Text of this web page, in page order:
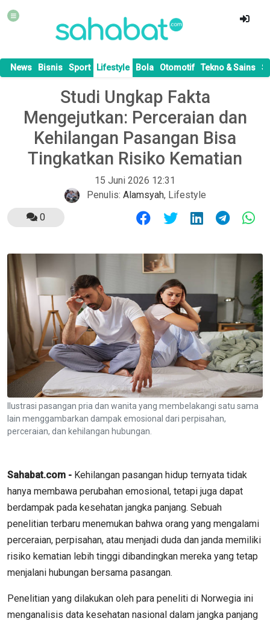
News Bisnis Sport Lifestyle Bola Otomotif Tekno & Sains
Studi Ungkap Fakta
Mengejutkan: Perceraian dan
Kehilangan Pasangan Bisa
Tingkatkan Risiko Kematian
15 Juni 2026 12:31
Penulis: Alamsyah, Lifestyle
0
Ilustrasi pasangan pria dan wanita yang membelakangi satu sama
lain menggambarkan dampak emosional dari perpisahan,
perceraian, dan kehilangan hubungan.
Sahabat.com - Kehilangan pasangan hidup ternyata tidak
hanya membawa perubahan emosional, tetapi juga dapat
berdampak pada kesehatan jangka panjang. Sebuah
penelitian terbaru menemukan bahwa orang yang mengalami
perceraian, perpisahan, atau menjadi duda dan janda memiliki
risiko kematian lebih tinggi dibandingkan mereka yang tetap
menjalani hubungan bersama pasangan.
Penelitian yang dilakukan oleh para peneliti di Norwegia ini
menganalisis data kesehatan nasional dalam jangka panjang